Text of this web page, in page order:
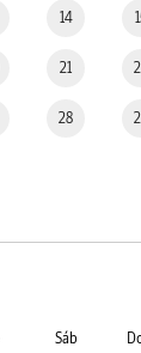
14
21
28
Sáb